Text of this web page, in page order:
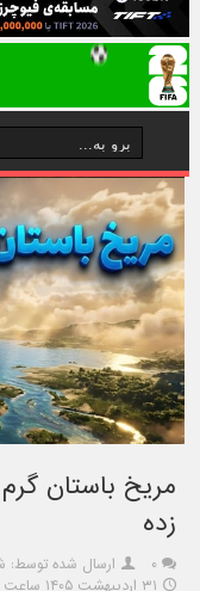
مریخ باستان
زده
۰
ارسال شده توسط:
۳۱ اردیبهشت ۱۴۰۵ ساعت ۲۰:۴۱